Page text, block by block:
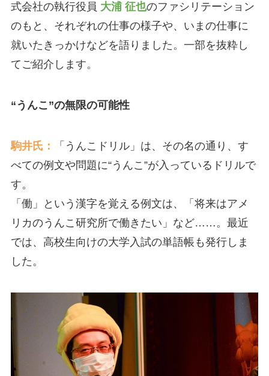
式会社の執行役員 大浦 征也のファシリテーション
のもと、それぞれの仕事の様子や、いまの仕事に
就いたきっかけなどを語りました。一部を抜粋し
てご紹介します。
“うんこ”の無限の可能性
駒井氏：
「うんこドリル」は、その名の通り、す
べての例文や問題に“うんこ”が入っているドリルで
す。
「働」という漢字を覚える例文は、「将来はアメ
リカのうんこ研究所で働きたい」など……。最近
では、高校生向けの大学入試の単語帳も発行しま
した。